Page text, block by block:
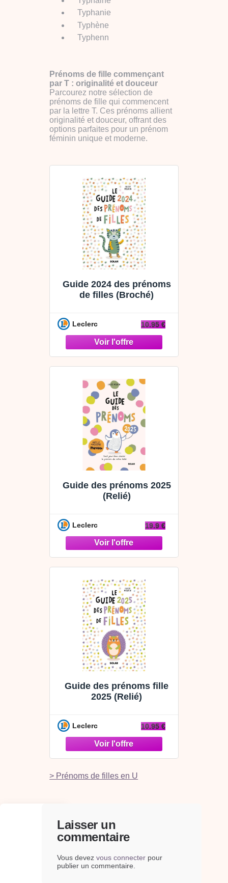
Typhanie
Typhène
Typhenn
Prénoms de fille commençant
par T : originalité et douceur
Parcourez notre sélection de
prénoms de fille qui commencent
par la lettre T. Ces prénoms allient
originalité et douceur, offrant des
options parfaites pour un prénom
féminin unique et moderne.
Guide 2024 des prénoms
de filles (Broché)
Leclerc 10.95 €
Guide des prénoms 2025
(Relié)
Leclerc 19.9 €
Guide des prénoms fille
2025 (Relié)
Leclerc 10.95 €
> Prénoms de filles en U
Laisser un
commentaire
Vous devezvous connecter pour
publier un commentaire.